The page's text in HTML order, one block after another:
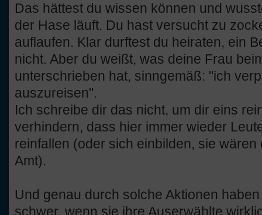
Das hättest du wissen können und
der Hase läuft. Du hast versucht zu
auflaufen. Klar durftest du heiraten, ein
nicht. Aber du weißt, was deine Frau
unterschrieben hat, sinngemäß: "ich
auszureisen".
Ich schreibe dir das nicht, um dir eins
verhindern, dass hier immer wieder
reinfallen (oder sich einbilden, sie
Amt).
Und genau durch solche Aktionen
schwer, wenn sie ihre Auserwählte